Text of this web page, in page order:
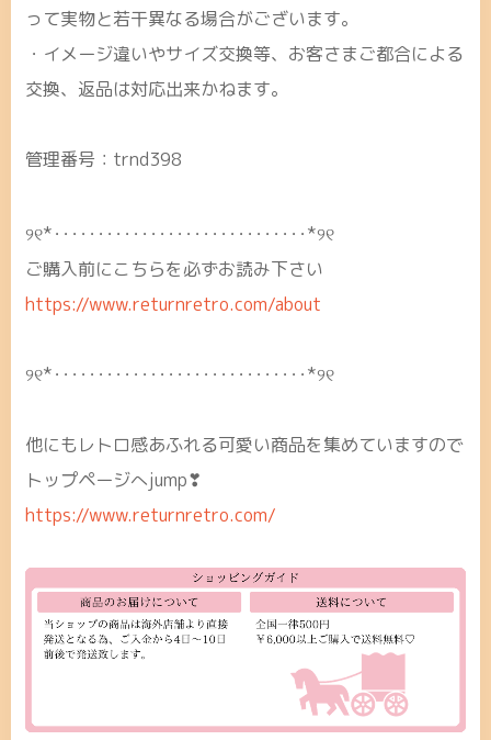
って実物と若干異なる場合がございます。
・イメージ違いやサイズ交換等、お客さまご都合による
交換、返品は対応出来かねます。
管理番号：trnd398
୨୧*･････････････････････････････*୨୧
ご購入前にこちらを必ずお読み下さい
https://www.returnretro.com/about
୨୧*･････････････････････････････*୨୧
他にもレトロ感あふれる可愛い商品を集めていますので
トップページへjump❣
https://www.returnretro.com/